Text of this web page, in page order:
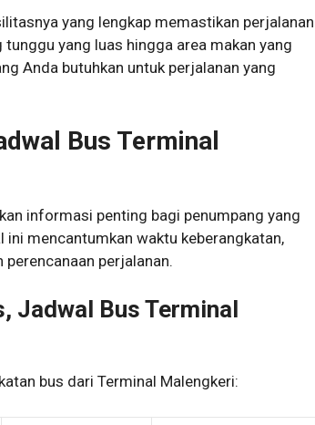
yang lengkap memastikan perjalanan
yang luas hingga area makan yang
Anda butuhkan untuk perjalanan yang
Bus Terminal
informasi penting bagi penumpang yang
mencantumkan waktu keberangkatan,
perjalanan.
Jadwal Bus Terminal
bus dari Terminal Malengkeri: